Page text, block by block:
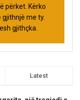
përket. Kërko
me ty.
gjithçka.
Latest